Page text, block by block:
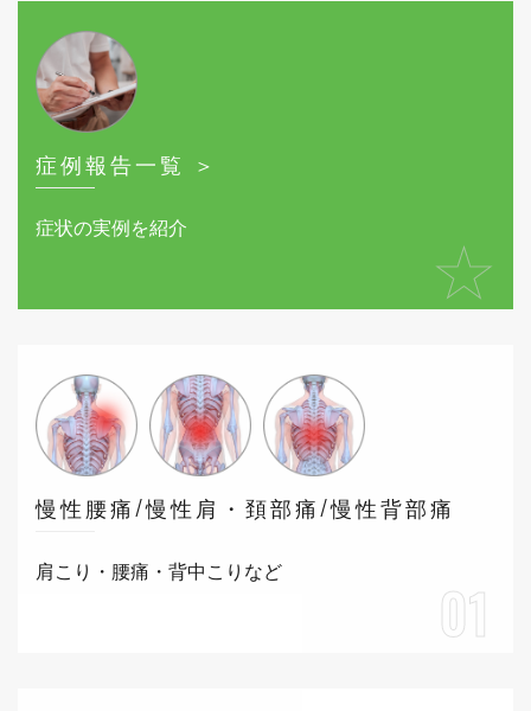
症例報告一覧 ＞
症状の実例を紹介
★
慢性腰痛/慢性肩・頚部痛/慢性背部痛
肩こり・腰痛・背中こりなど
01